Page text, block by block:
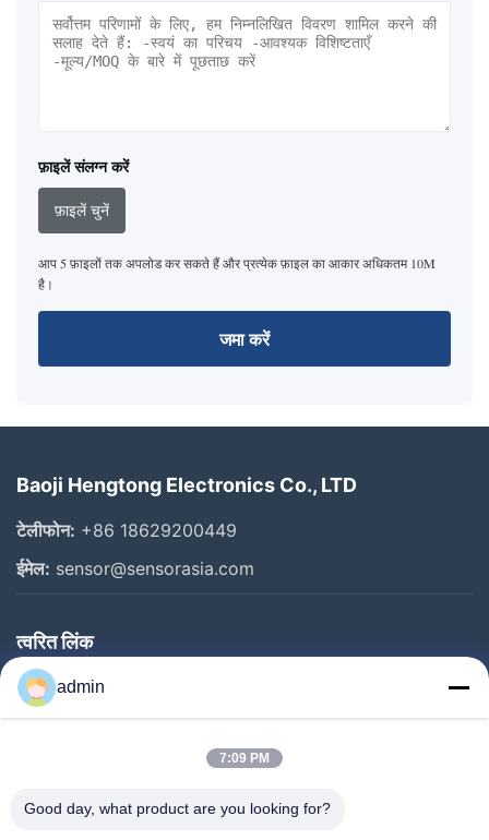
फ़ाइलें संलग्न करें
फ़ाइलें चुनें
आप 5 फ़ाइलों तक अपलोड कर सकते हैं और प्रत्येक फ़ाइल का आकार अधिकतम 10M
है।
जमा करें
Baoji Hengtong Electronics Co., LTD
टेलीफोन: +86 18629200449
ईमेल: sensor@sensorasia.com
त्वरित लिंक
घर
उत्पादों
हमारे बारे में
admin
7:09 PM
Good day, what product are you looking for?